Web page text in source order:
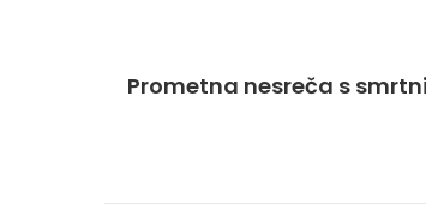
Prometna nesreča s